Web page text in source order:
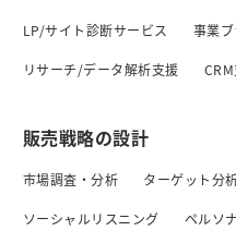
LP/サイト診断サービス 事業
リサーチ/データ解析支援
販売戦略の設計
市場調査・分析 ターゲット分
ソーシャルリスニング ペルソ